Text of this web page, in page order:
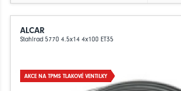
ALCAR
Stahlrad 5770 4.5x14 4x100 ET35
AKCE NA TPMS TLAKOVÉ VENTILKY